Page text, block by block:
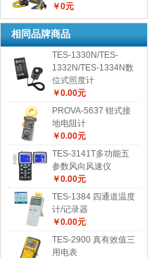
￥0元
相同品牌商品
TES-1330N/TES-
1332N/TES-1334N数
位式照度计
￥0.00元
PROVA-5637 钳式接
地电阻计
￥0.00元
TES-3141T多功能五
参数风向风速仪
￥0.00元
TES-1384 四通道温度
计/记录器
￥0.00元
TES-2900 真有效值三
用电表